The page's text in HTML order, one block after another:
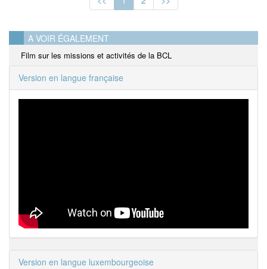
A VOIR ÉGALEMENT
Film sur les missions et activités de la BCL
Version en langue française
Version en langue luxembourgeoise